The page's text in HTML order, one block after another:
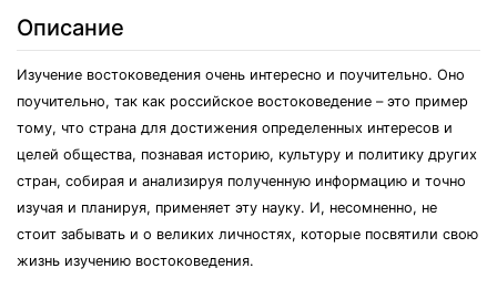
Описание
Изучение востоковедения очень интересно и поучительно. Оно
поучительно, так как российское востоковедение – это пример
тому, что страна для достижения определенных интересов и
целей общества, познавая историю, культуру и политику других
стран, собирая и анализируя полученную информацию и точно
изучая и планируя, применяет эту науку. И, несомненно, не
стоит забывать и о великих личностях, которые посвятили свою
жизнь изучению востоковедения.